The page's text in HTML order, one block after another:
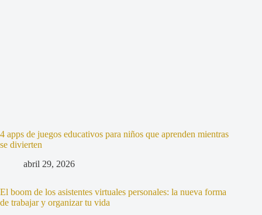
4 apps de juegos educativos para niños que aprenden mientras
se divierten
abril 29, 2026
El boom de los asistentes virtuales personales: la nueva forma
de trabajar y organizar tu vida